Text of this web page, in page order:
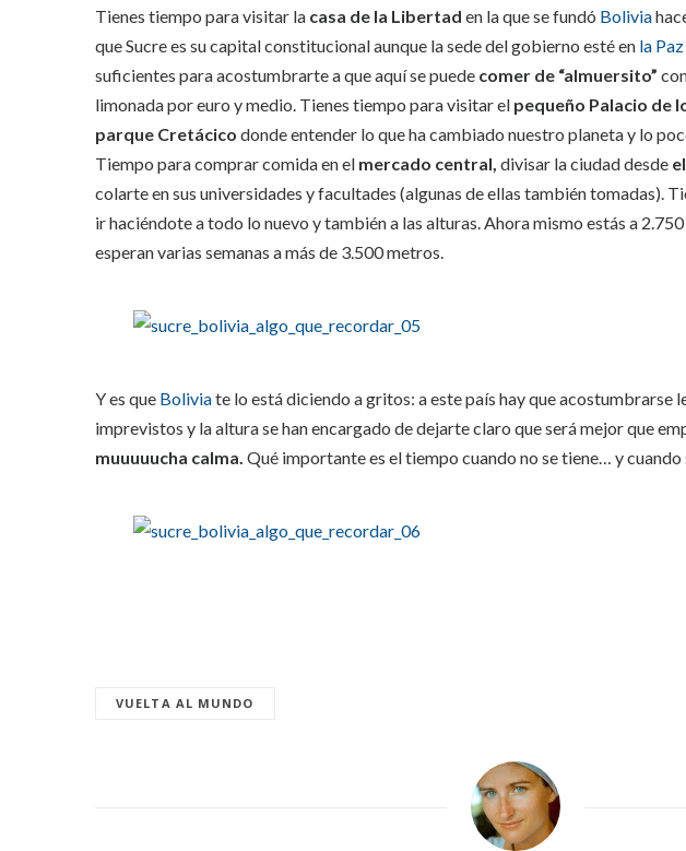
Tienes tiempo para visitar la casa de la Libertad en la que se fundó Bolivia
que Sucre es su capital constitucional aunque la sede del gobierno esté en la Paz
suficientes para acostumbrarte a que aquí se puede comer de “almuersito”
limonada por euro y medio. Tienes tiempo para visitar el pequeño Palacio de
parque Cretácico donde entender lo que ha cambiado nuestro planeta y lo
Tiempo para comprar comida en el mercado central, divisar la ciudad desde
colarte en sus universidades y facultades (algunas de ellas también tomadas).
ir haciéndote a todo lo nuevo y también a las alturas. Ahora mismo estás a
esperan varias semanas a más de 3.500 metros.
Y es que Boliviate lo está diciendo a gritos: a este país hay que acostumbrarse
imprevistos y la altura se han encargado de dejarte claro que será mejor que
muuuuucha calma. Qué importante es el tiempo cuando no se tiene… y cuando
VUELTA AL MUNDO